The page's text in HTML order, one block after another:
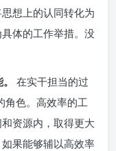
想上的认同转化为
体的工作举措。没
在实干担当的过
角色。高效率的工
资源内，取得更大
果能够辅以高效率